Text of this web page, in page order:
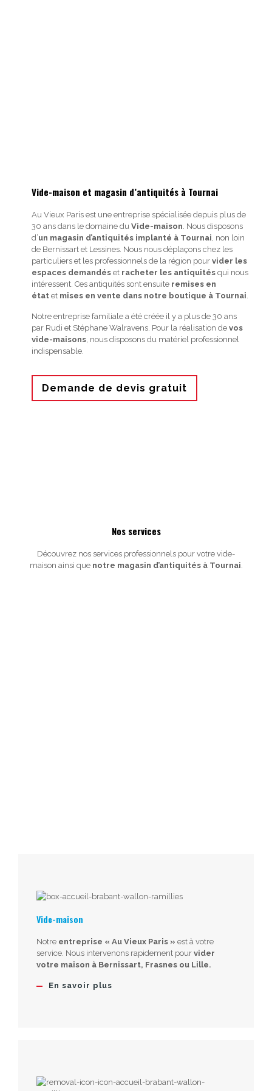
Vide-maison et magasin d’antiquités à Tournai
Au Vieux Paris est une entreprise spécialisée depuis plus de
30 ans dans le domaine du Vide-maison . Nous disposons
d’un magasin d’antiquités implanté à Tournai , non loin
de Bernissart et Lessines. Nous nous déplaçons chez les
particuliers et les professionnels de la région pour vider les
espaces demandéset racheter les antiquitésqui nous
intéressent. Ces antiquités sont ensuite remises en
étatet mises en vente dans notre boutique à Tournai
Notre entreprise familiale a été créée il y a plus de 30 ans
par Rudi et Stéphane Walravens. Pour la réalisation de vos
vide-maisons, nous disposons du matériel professionnel
indispensable.
Demande de devis gratuit
Nos services
Découvrez nos services professionnels pour votre vide-
maison ainsi que notre magasin d’antiquités à Tournai
Vide-maison
Notre entreprise « Au Vieux Paris » est à votre
service. Nous intervenons rapidement pour vider
votre maison à Bernissart, Frasnes ou Lille.
En savoir plus